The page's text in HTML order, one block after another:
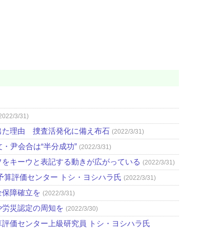
3/31)
た理由 捜査活発化に備え布石 (2022/3/31)
尹会合は“半分成功” (2022/3/31)
キーウと表記する動きが広がっている (2022/3/31)
算評価センター トシ・ヨシハラ氏 (2022/3/31)
障確立を (2022/3/31)
災認定の周知を (2022/3/30)
価センター上級研究員 トシ・ヨシハラ氏